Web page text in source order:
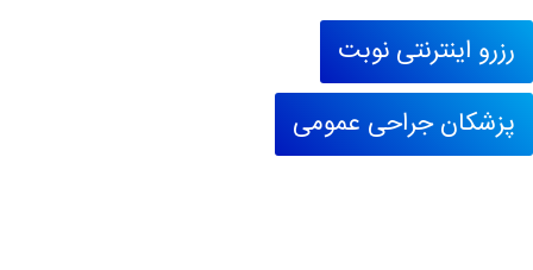
رزرو اینترنتی نوبت
پزشکان جراحی عمومی